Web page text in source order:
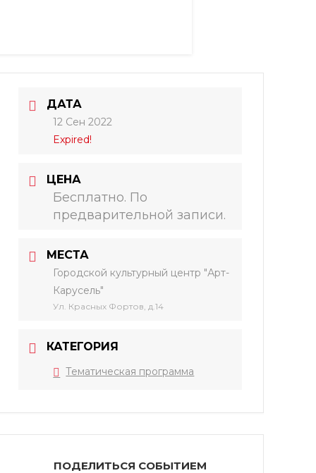
ДАТА
12 Сен 2022
Expired!
ЦЕНА
Бесплатно. По
предварительной записи.
МЕСТА
Городской культурный центр "Арт-
Карусель"
Ул. Красных Фортов, д.14
КАТЕГОРИЯ
Тематическая программа
ПОДЕЛИТЬСЯ СОБЫТИЕМ